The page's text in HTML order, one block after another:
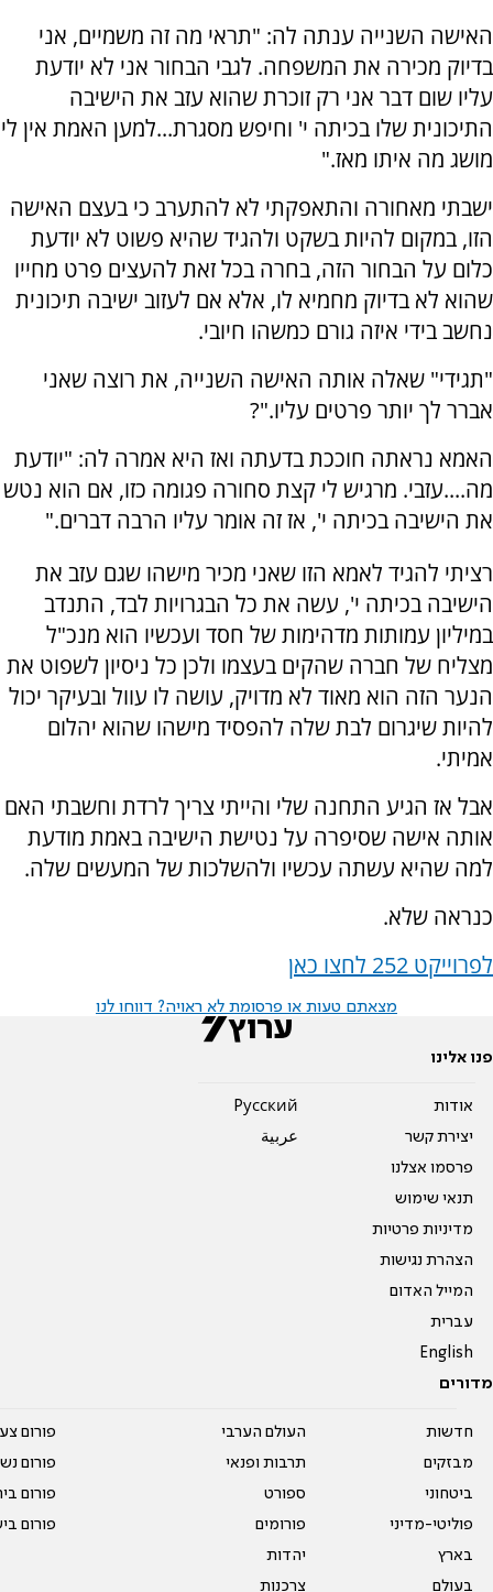
האישה השנייה ענתה לה: "תראי מה זה משמיים, אני
בדיוק מכירה את המשפחה. לגבי הבחור אני לא יודעת
עליו שום דבר אני רק זוכרת שהוא עזב את הישיבה
התיכונית שלו בכיתה י' וחיפש מסגרת...למען האמת אין לי
מושג מה איתו מאז".
ישבתי מאחורה והתאפקתי לא להתערב כי בעצם האישה
הזו, במקום להיות בשקט ולהגיד שהיא פשוט לא יודעת
כלום על הבחור הזה, בחרה בכל זאת להעצים פרט מחייו
שהוא לא בדיוק מחמיא לו, אלא אם לעזוב ישיבה תיכונית
נחשב בידי איזה גורם כמשהו חיובי.
"תגידי" שאלה אותה האישה השנייה, את רוצה שאני
אברר לך יותר פרטים עליו?".
האמא נראתה חוככת בדעתה ואז היא אמרה לה: "יודעת
מה....עזבי. מרגיש לי קצת סחורה פגומה כזו, אם הוא נטש
את הישיבה בכיתה י', אז זה אומר עליו הרבה דברים".
רציתי להגיד לאמא הזו שאני מכיר מישהו שגם עזב את
הישיבה בכיתה י', עשה את כל הבגרויות לבד, התנדב
במיליון עמותות מדהימות של חסד ועכשיו הוא מנכ"ל
מצליח של חברה שהקים בעצמו ולכן כל ניסיון לשפוט את
הנער הזה הוא מאוד לא מדויק, עושה לו עוול ובעיקר יכול
להיות שיגרום לבת שלה להפסיד מישהו שהוא יהלום
אמיתי.
אבל אז הגיע התחנה שלי והייתי צריך לרדת וחשבתי האם
אותה אישה שסיפרה על נטישת הישיבה באמת מודעת
למה שהיא עשתה עכשיו ולהשלכות של המעשים שלה.
כנראה שלא.
לפרוייקט 252 לחצו כאן
מצאתם טעות או פרסומת לא ראויה? דווחו לנו
פנו אלינו
אודות
יצירת קשר
פרסמו אצלנו
תנאי שימוש
מדיניות פרטיות
הצהרת נגישות
המייל האדום
עברית
English
Pусский
عربية
מדורים
חדשות
מבזקים
ביטחוני
פוליטי-מדיני
בארץ
בעולם
העולם הערבי
תרבות ופנאי
ספורט
פורומים
יהדות
צרכנות
פורום
פורום
פורום
פורום